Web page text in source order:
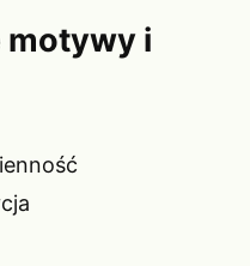
motywy i